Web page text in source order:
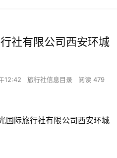
社有限公司西安环城
12:42 旅行社信息目录 阅读 479
国际旅行社有限公司西安环城